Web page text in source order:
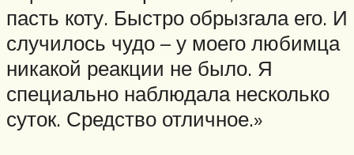
пасть коту. Быстро обрызгала его. И
случилось чудо – у моего любимца
никакой реакции не было. Я
специально наблюдала несколько
суток. Средство отличное.»